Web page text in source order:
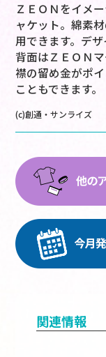
ＺＥＯＮをイメ
ャケット。綿素
用できます。デ
背面はＺＥＯＮ
襟の留め金がポ
こともできます。
(c)創通・サンライズ
関連情報